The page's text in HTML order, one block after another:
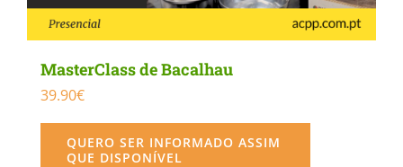
MasterClass de Bacalhau
39.90€
QUERO SER INFORMADO ASSIM
QUE DISPONÍVEL